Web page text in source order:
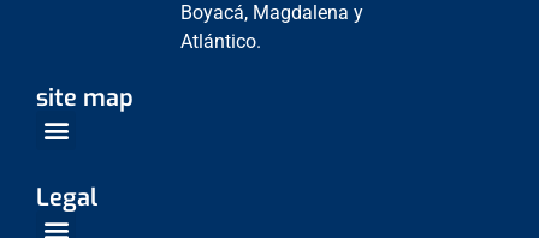
Boyacá, Magdalena y
Atlántico.
site map
Legal